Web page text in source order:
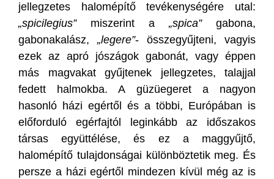
jellegzetes halomépítő tevékenységére utal:
„spicilegius”miszerint a „spica”gabona,
gabonakalász, „legere”- összegyűjteni, vagyis
ezek az apró jószágok gabonát, vagy éppen
más magvakat gyűjtenek jellegzetes, talajjal
fedett halmokba. A güzüegeret a nagyon
hasonló házi egértől és a többi, Európában is
előforduló egérfajtól leginkább az időszakos
társas együttélése, és ez a maggyűjtő,
halomépítő tulajdonságai különböztetik meg. És
persze a házi egértől mindezen kívül még az is